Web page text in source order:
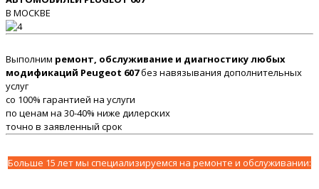
В МОСКВЕ
Выполним ремонт, обслуживание и диагностику любых
модификаций Peugeot 607без навязывания дополнительных
услуг
со 100% гарантией на услуги
по ценам на 30-40% ниже дилерских
точно в заявленный срок
Больше 15 лет мы специализируемся на ремонте и обслуживании: